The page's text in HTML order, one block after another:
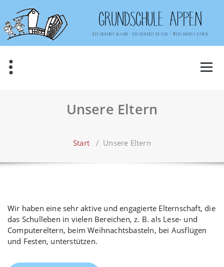
Inhalt
springen
Unsere Eltern
Start / Unsere Eltern
Wir haben eine sehr aktive und engagierte Elternschaft, die
das Schulleben in vielen Bereichen, z. B. als Lese- und
Computereltern, beim Weihnachtsbasteln, bei Ausflügen
und Festen, unterstützen.